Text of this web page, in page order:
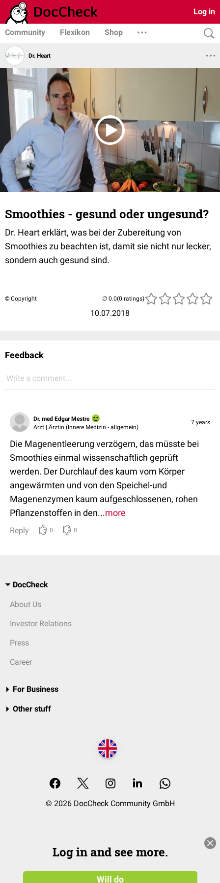
Log in
Community Flexikon Shop
Dr. Heart
Smoothies - gesund oder ungesund?
Dr. Heart erklärt, was bei der Zubereitung von
Smoothies zu beachten ist, damit sie nicht nur lecker,
sondern auch gesund sind.
© Copyright
10.07.2018
(0 ratings)
Feedback
Write a comment...
Dr. med Edgar Mestre
Arzt | Ärztin (Innere Medizin - allgemein)
7 years
Die Magenentleerung verzögern, das müsste bei
Smoothies einmal wissenschaftlich geprüft
werden. Der Durchlauf des kaum vom Körper
angewärmten und von den Speichel-und
Magenenzymen kaum aufgeschlossenen, rohen
Pflanzenstoffen in den...more
Reply 0 0
DocCheck
About Us
Investor Relations
Press
Career
For Business
Other stuff
© 2026 DocCheck Community GmbH
Log in and see more.
Will do